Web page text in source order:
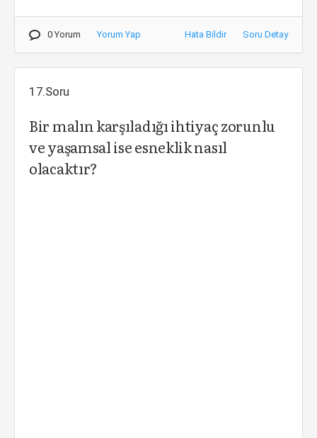
0 Yorum Yorum Yap Hata Bildir Soru Detay
17.Soru
Bir malın karşıladığı ihtiyaç zorunlu
ve yaşamsal ise esneklik nasıl
olacaktır?